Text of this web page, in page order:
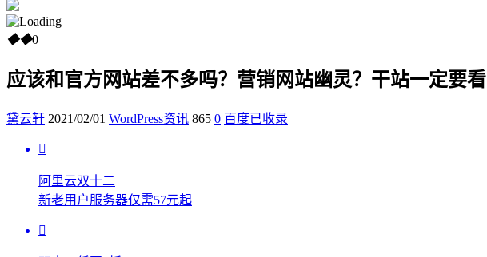
◆◆0
应该和官方网站差不多吗？营销网站幽灵？干站一定要看
黛云轩 2021/02/01 WordPress资讯 865 0 百度已收录
阿里云双十二
新老用户服务器仅需57元起